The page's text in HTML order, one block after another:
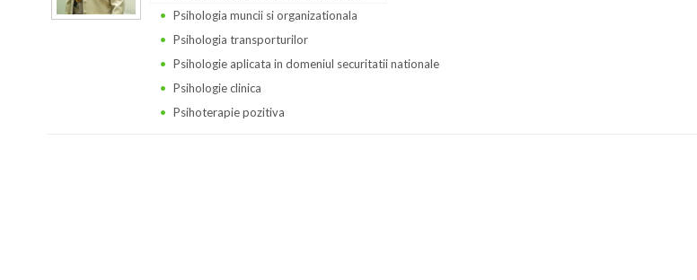
Psihologia muncii si organizationala
Psihologia transporturilor
Psihologie aplicata in domeniul securitatii nationale
Psihologie clinica
Psihoterapie pozitiva